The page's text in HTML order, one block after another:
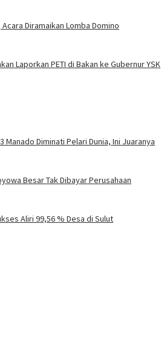
Diramaikan Lomba Domino
Laporkan PETI di Bakan ke Gubernur YSK
Manado Diminati Pelari Dunia, Ini Juaranya
Besar Tak Dibayar Perusahaan
Aliri 99,56 % Desa di Sulut